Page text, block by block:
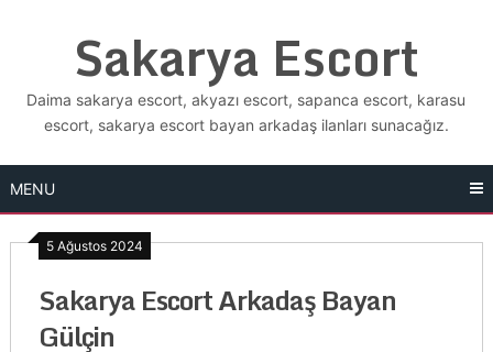
Sakarya Escort
Daima sakarya escort, akyazı escort, sapanca escort, karasu
escort, sakarya escort bayan arkadaş ilanları sunacağız.
MENU
5 Ağustos 2024
Sakarya Escort Arkadaş Bayan
Gülçin